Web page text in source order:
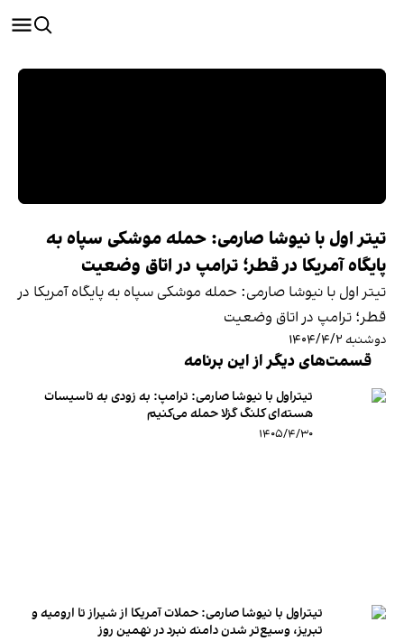
تیتر اول با نیوشا صارمی: حمله موشکی سپاه به
پایگاه آمریکا در قطر؛ ترامپ در اتاق وضعیت
تیتر اول با نیوشا صارمی: حمله موشکی سپاه به پایگاه آمریکا در
قطر؛ ترامپ در اتاق وضعیت
دوشنبه ۱۴۰۴/۴/۲
قسمت‌های دیگر از این برنامه
تیتراول با نیوشا صارمی: ترامپ: به زودی به تاسیسات
هسته‌ای کلنگ گزلا حمله می‌کنیم
۱۴۰۵/۴/۳۰
تیتراول با نیوشا صارمی: حملات آمریکا از شیراز تا ارومیه و
تبریز، وسیع‌تر شدن دامنه نبرد در نهمین روز